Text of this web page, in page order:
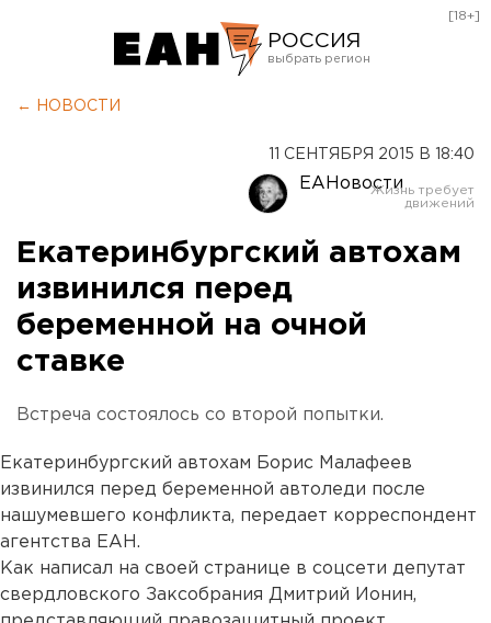
РОССИЯ
Оренбург
[18+]
← НОВОСТИ
11 СЕНТЯБРЯ 2015 В 18:40
ЕАНовости
Екатеринбургский автохам
извинился перед
беременной на очной
ставке
Встреча состоялось со второй попытки.
Екатеринбургский автохам Борис Малафеев
извинился перед беременной автоледи после
нашумевшего конфликта, передает корреспондент
агентства ЕАН.
Как написал на своей странице в соцсети депутат
свердловского Заксобрания Дмитрий Ионин,